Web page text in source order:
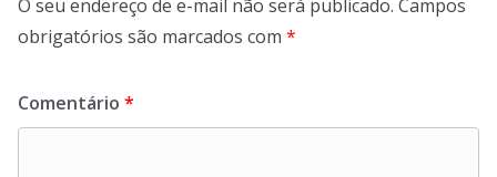
O seu endereço de e-mail não será publicado. Campos
obrigatórios são marcados com *
Comentário *